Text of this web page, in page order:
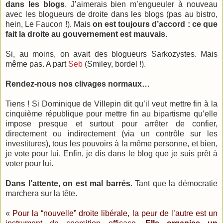
dans les blogs. J’aimerais bien m’engueuler à nouveau
avec les blogueurs de droite dans les blogs (pas au bistro,
hein, Le Faucon !). Mais on est toujours d’accord : ce que
fait la droite au gouvernement est mauvais.
Si, au moins, on avait des blogueurs Sarkozystes. Mais
même pas. A part Seb (Smiley, bordel !).
Rendez-nous nos clivages normaux…
Tiens ! Si Dominique de Villepin dit qu’il veut mettre fin à la
cinquième république pour mettre fin au bipartisme qu’elle
impose presque et surtout pour arrêter de confier,
directement ou indirectement (via un contrôle sur les
investitures), tous les pouvoirs à la même personne, et bien,
je vote pour lui. Enfin, je dis dans le blog que je suis prêt à
voter pour lui.
Dans l’attente, on est mal barrés. Tant que la démocratie
marchera sur la tête.
« Pour la “nouvelle” droite libérale, la peur de l’autre est un